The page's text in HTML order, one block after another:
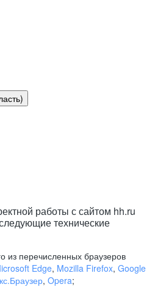
работы с сайтом hh.ru
технические
из перечисленных браузеров
Edge, Mozilla Firefox, Google
, Opera;